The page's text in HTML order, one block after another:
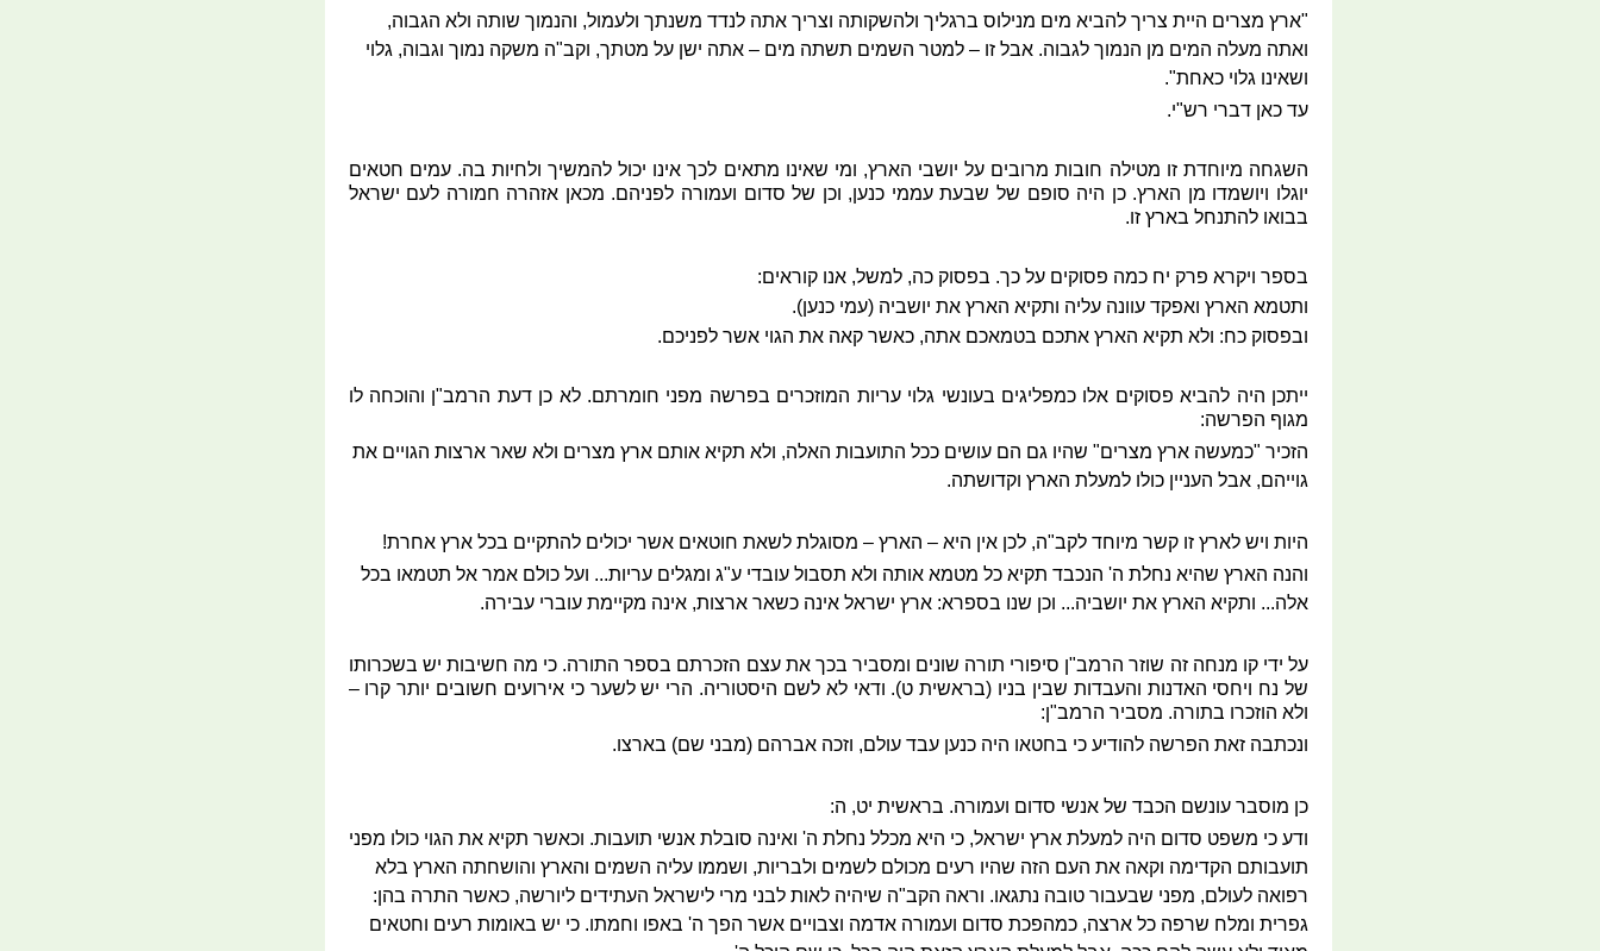
"ארץ מצרים היית צריך להביא מים מנילוס ברגליך ולהשקותה וצריך אתה לנדד משנתך ולעמול, והנמוך שותה ולא הגבוה,
ואתה מעלה המים מן הנמוך לגבוה. אבל זו – למטר השמים תשתה מים – אתה ישן על מטתך, וקב"ה משקה נמוך וגבוה, גלוי
ושאינו גלוי כאחת".
עד כאן דברי רש"י.
השגחה מיוחדת זו מטילה חובות מרובים על יושבי הארץ, ומי שאינו מתאים לכך אינו יכול להמשיך ולחיות בה. עמים חטאים
יוגלו ויושמדו מן הארץ. כן היה סופם של שבעת עממי כנען, וכן של סדום ועמורה לפניהם. מכאן אזהרה חמורה לעם ישראל
בבואו להתנחל בארץ זו.
בספר ויקרא פרק יח כמה פסוקים על כך. בפסוק כה, למשל, אנו קוראים:
ותטמא הארץ ואפקד עוונה עליה ותקיא הארץ את יושביה (עמי כנען).
ובפסוק כח: ולא תקיא הארץ אתכם בטמאכם אתה, כאשר קאה את הגוי אשר לפניכם.
ייתכן היה להביא פסוקים אלו כמפליגים בעונשי גלוי עריות המוזכרים בפרשה מפני חומרתם. לא כן דעת הרמב"ן והוכחה לו
מגוף הפרשה:
הזכיר "כמעשה ארץ מצרים" שהיו גם הם עושים ככל התועבות האלה, ולא תקיא אותם ארץ מצרים ולא שאר ארצות הגויים את
גוייהם, אבל העניין כולו למעלת הארץ וקדושתה.
היות ויש לארץ זו קשר מיוחד לקב"ה, לכן אין היא – הארץ – מסוגלת לשאת חוטאים אשר יכולים להתקיים בכל ארץ אחרת!
והנה הארץ שהיא נחלת ה' הנכבד תקיא כל מטמא אותה ולא תסבול עובדי ע"ג ומגלים עריות... ועל כולם אמר אל תטמאו בכל
אלה... ותקיא הארץ את יושביה... וכן שנו בספרא: ארץ ישראל אינה כשאר ארצות, אינה מקיימת עוברי עבירה.
על ידי קו מנחה זה שוזר הרמב"ן סיפורי תורה שונים ומסביר בכך את עצם הזכרתם בספר התורה. כי מה חשיבות יש בשכרותו
של נח ויחסי האדנות והעבדות שבין בניו (בראשית ט). ודאי לא לשם היסטוריה. הרי יש לשער כי אירועים חשובים יותר קרו –
ולא הוזכרו בתורה. מסביר הרמב"ן:
ונכתבה זאת הפרשה להודיע כי בחטאו היה כנען עבד עולם, וזכה אברהם (מבני שם) בארצו.
כן מוסבר עונשם הכבד של אנשי סדום ועמורה. בראשית יט, ה:
ודע כי משפט סדום היה למעלת ארץ ישראל, כי היא מכלל נחלת ה' ואינה סובלת אנשי תועבות. וכאשר תקיא את הגוי כולו מפני
תועבותם הקדימה וקאה את העם הזה שהיו רעים מכולם לשמים ולבריות, ושממו עליה השמים והארץ והושחתה הארץ בלא
רפואה לעולם, מפני שבעבור טובה נתגאו. וראה הקב"ה שיהיה לאות לבני מרי לישראל העתידים ליורשה, כאשר התרה בהן:
גפרית ומלח שרפה כל ארצה, כמהפכת סדום ועמורה אדמה וצבויים אשר הפך ה' באפו וחמתו. כי יש באומות רעים וחטאים